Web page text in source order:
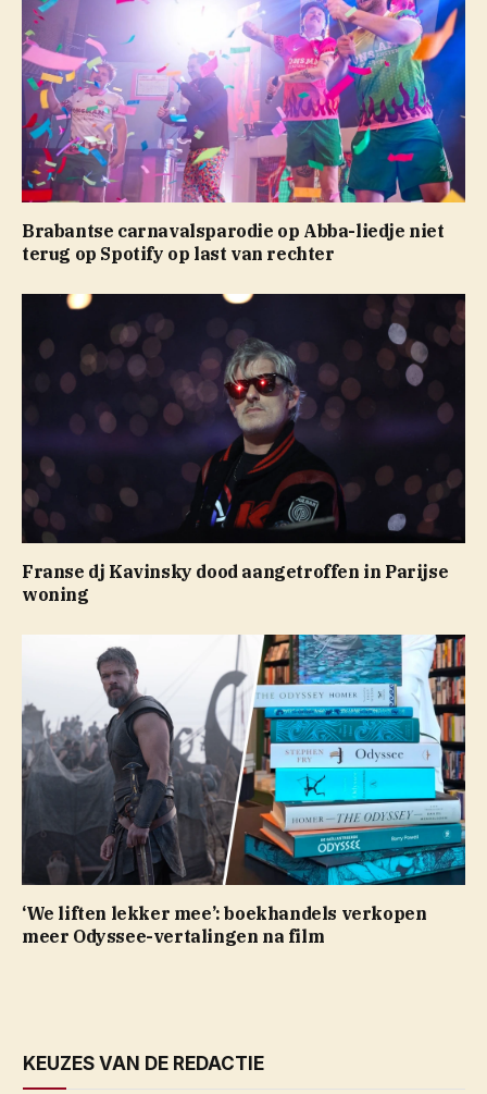
Brabantse carnavalsparodie op Abba-liedje niet
terug op Spotify op last van rechter
Franse dj Kavinsky dood aangetroffen in Parijse
woning
‘We liften lekker mee’: boekhandels verkopen
meer Odyssee-vertalingen na film
KEUZES VAN DE REDACTIE